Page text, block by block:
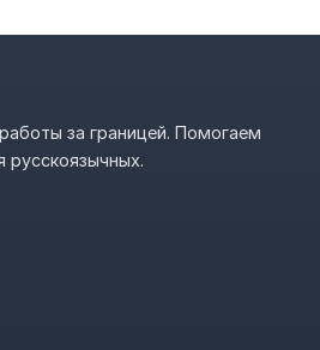
за границей. Помогаем
русскоязычных.